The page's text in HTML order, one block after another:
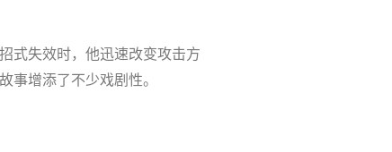
式失效时，他迅速改变攻击方
增添了不少戏剧性。